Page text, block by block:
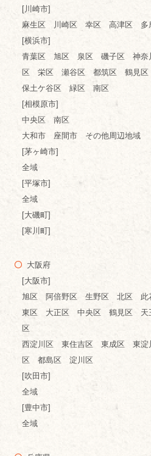
[川崎市]
麻生区 川崎区 幸区 高津区 多
[横浜市]
青葉区 旭区 泉区 磯子区 神
区 栄区 瀬谷区 都筑区 鶴見
保土ケ谷区 緑区 南区
[相模原市]
中央区 南区
大和市 座間市 その他周辺地域
[茅ヶ崎市]
全域
[平塚市]
全域
[大磯町]
[寒川町]
大阪府
[大阪市]
旭区 阿倍野区 生野区 北区
東区 大正区 中央区 鶴見区
区
西淀川区 東住吉区 東成区 東
区 都島区 淀川区
[吹田市]
全域
[豊中市]
全域